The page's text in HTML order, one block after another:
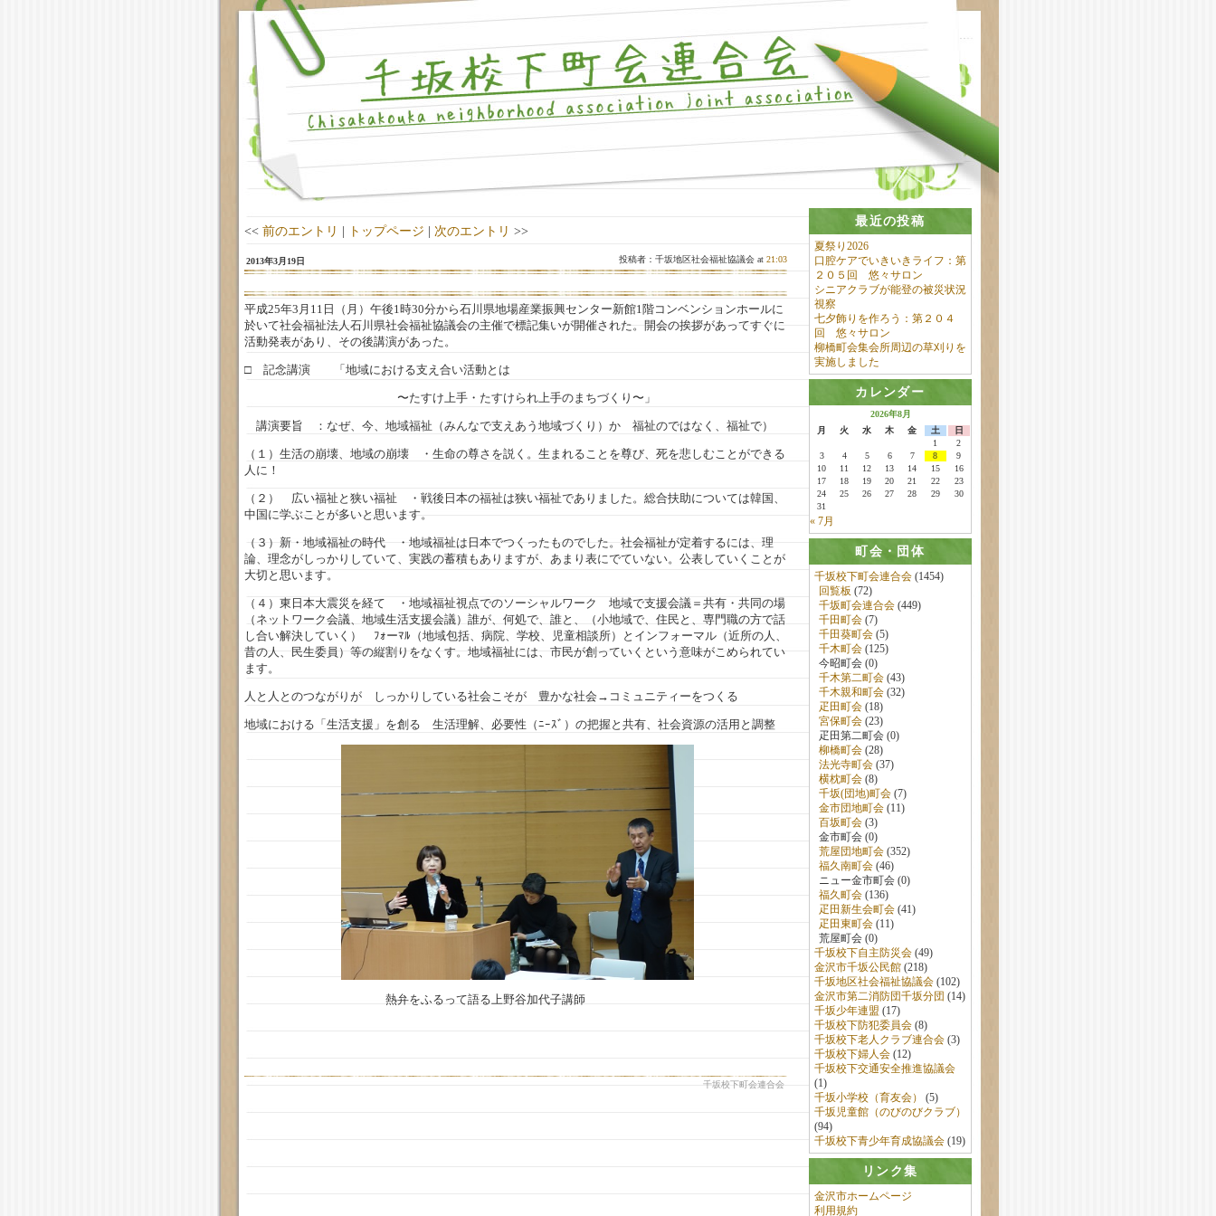
最近の投稿
夏祭り2026
口腔ケアでいきいきライフ：第
２０５回 悠々サロン
シニアクラブが能登の被災状況
視察
七夕飾りを作ろう：第２０４
回 悠々サロン
柳橋町会集会所周辺の草刈りを
実施しました
カレンダー
2026年8月
月
火 水 木 金 土
日
1
2
3
4 5 6 7 8
9
10
11 12 13 14 15
16
17
18 19 20 21 22
23
24
25 26 27 28 29
30
31
« 7月
町会・団体
千坂校下町会連合会(1454)
回覧板 (72)
千坂町会連合会(449)
千田町会(7)
千田葵町会(5)
千木町会(125)
今昭町会 (0)
千木第二町会(43)
千木親和町会(32)
疋田町会(18)
宮保町会(23)
疋田第二町会 (0)
柳橋町会(28)
法光寺町会(37)
横枕町会(8)
千坂(団地)町会(7)
金市団地町会(11)
百坂町会(3)
金市町会 (0)
荒屋団地町会(352)
福久南町会(46)
ニュー金市町会 (0)
福久町会(136)
疋田新生会町会(41)
疋田東町会(11)
荒屋町会 (0)
千坂校下自主防災会(49)
金沢市千坂公民館(218)
千坂地区社会福祉協議会(102)
金沢市第二消防団千坂分団 (14)
千坂少年連盟 (17)
千坂校下防犯委員会(8)
千坂校下老人クラブ連合会(3)
千坂校下婦人会(12)
千坂校下交通安全推進協議会
(1)
千坂小学校（育友会）
(5)
千坂児童館（のびのびクラブ）
(94)
千坂校下青少年育成協議会(19)
リンク集
金沢市ホームページ
利用規約
<<前のエントリ | トップページ | 次のエントリ >>
2013年3月19日 投稿者：千坂地区社会福祉協議会 at21:03
平成25年3月11日（月）午後1時30分から石川県地場産業振興センター新館1階コンベンションホールに
於いて社会福祉法人石川県社会福祉協議会の主催で標記集いが開催された。開会の挨拶があってすぐに
活動発表があり、その後講演があった。
□ 記念講演 「地域における支え合い活動とは
〜たすけ上手・たすけられ上手のまちづくり〜」
講演要旨 ：なぜ、今、地域福祉（みんなで支えあう地域づくり）か 福祉のではなく、福祉で）
（１）生活の崩壊、地域の崩壊 ・生命の尊さを説く。生まれることを尊び、死を悲しむことができる
人に！
（２） 広い福祉と狭い福祉 ・戦後日本の福祉は狭い福祉でありました。総合扶助については韓国、
中国に学ぶことが多いと思います。
（３）新・地域福祉の時代 ・地域福祉は日本でつくったものでした。社会福祉が定着するには、理
論、理念がしっかりしていて、実践の蓄積もありますが、あまり表にでていない。公表していくことが
大切と思います。
（４）東日本大震災を経て ・地域福祉視点でのソーシャルワーク 地域で支援会議＝共有・共同の場
（ネットワーク会議、地域生活支援会議）誰が、何処で、誰と、（小地域で、住民と、専門職の方で話
し合い解決していく） ﾌｫーﾏﾙ（地域包括、病院、学校、児童相談所）とインフォーマル（近所の人、
昔の人、民生委員）等の縦割りをなくす。地域福祉には、市民が創っていくという意味がこめられてい
ます。
人と人とのつながりが しっかりしている社会こそが 豊かな社会→コミュニティーをつくる
地域における「生活支援」を創る 生活理解、必要性（ﾆｰｽﾞ）の把握と共有、社会資源の活用と調整
熱弁をふるって語る上野谷加代子講師
千坂校下町会連合会